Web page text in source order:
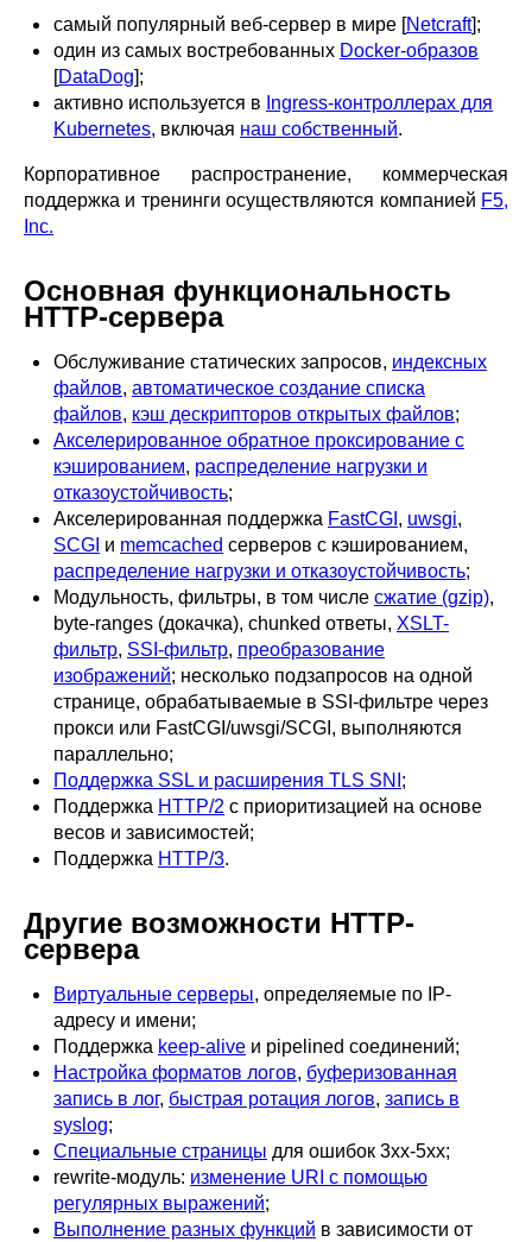
gateway fabric
самый популярный веб-сервер в мире [Netcraft];
один из самых востребованных Docker-образов
[DataDog];
активно используется в Ingress-контроллерах для
Kubernetes, включая наш собственный.
Корпоративное распространение, коммерческая
поддержка и тренинги осуществляются компанией F5,
Inc.
Основная функциональность
HTTP-сервера
Обслуживание статических запросов, индексных
файлов, автоматическое создание списка
файлов, кэш дескрипторов открытых файлов;
Акселерированное обратное проксирование с
кэшированием, распределение нагрузки и
отказоустойчивость;
Акселерированная поддержка FastCGI , uwsgi,
SCGI и memcached серверов с кэшированием,
распределение нагрузки и отказоустойчивость;
Модульность, фильтры, в том числе сжатие (gzip),
byte-ranges (докачка), chunked ответы, XSLT-
фильтр, SSI-фильтр, преобразование
изображений; несколько подзапросов на одной
странице, обрабатываемые в SSI-фильтре через
прокси или FastCGI/uwsgi/SCGI, выполняются
параллельно;
Поддержка SSL и расширения TLS SNI ;
Поддержка HTTP/2 с приоритизацией на основе
весов и зависимостей;
Поддержка HTTP/3.
Другие возможности HTTP-
сервера
Виртуальные серверы, определяемые по IP-
адресу и имени;
Поддержка keep-alive и pipelined соединений;
Настройка форматов логов, буферизованная
запись в лог, быстрая ротация логов, запись в
syslog;
Специальные страницы для ошибок 3xx-5xx;
rewrite-модуль: изменение URI с помощью
регулярных выражений;
Выполнение разных функций в зависимости от